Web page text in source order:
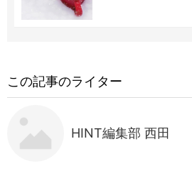
この記事のライター
HINT編集部 西田